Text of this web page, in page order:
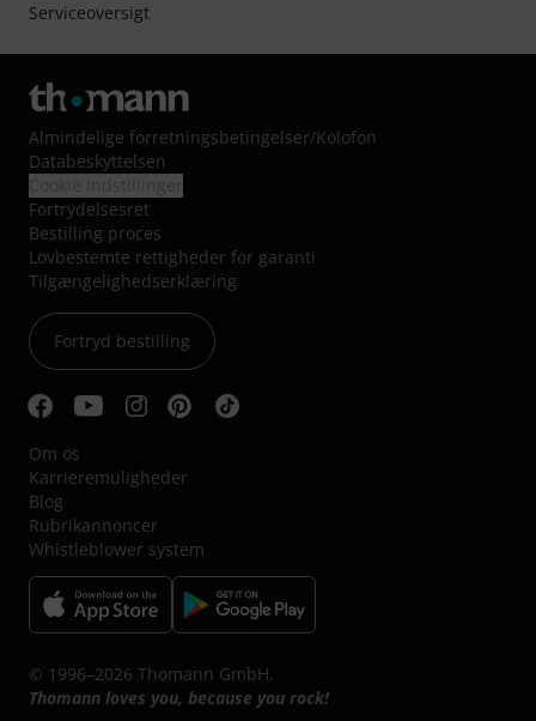
Serviceoversigt
Almindelige forretningsbetingelser/Kolofon
Databeskyttelsen
Fortrydelsesret
Bestilling proces
Lovbestemte rettigheder for garanti
Tilgængelighedserklæring
Fortryd bestilling
Om os
Karrieremuligheder
Blog
Rubrikannoncer
Whistleblower system
© 1996–2026 Thomann GmbH.
Thomann loves you, because you rock!